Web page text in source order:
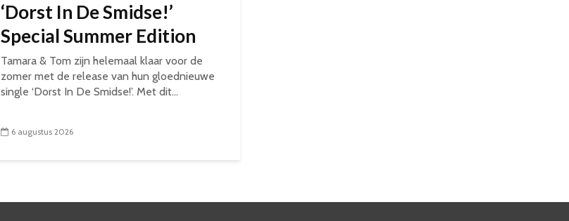
‘Dorst In De Smidse!’
Special Summer Edition
Tamara & Tom zijn helemaal klaar voor de
zomer met de release van hun gloednieuwe
single ‘Dorst In De Smidse!’. Met dit...
6 augustus 2026